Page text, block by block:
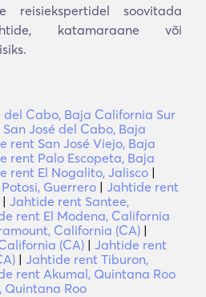
reisiekspertidel soovitada
katamaraane või
Cabo, Baja California Sur
José del Cabo, Baja
rent San José Viejo, Baja
rent Palo Escopeta, Baja
rent El Nogalito, Jalisco |
Guerrero | Jahtide rent
| Jahtide rent Santee,
rent El Modena, California
California (CA) |
(CA) | Jahtide rent
| Jahtide rent Tiburon,
rent Akumal, Quintana Roo
Quintana Roo